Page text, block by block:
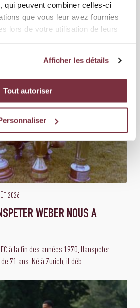
qui peuvent combiner celles-ci
que vous leur avez fournies
lors de votre utilisation de leurs
Afficher les détails
Tout autoriser
FC 2-1 (1-0)
dans le cadre de la deuxième journée
2026
WEBER NOUS A
à la fin des années 1970, Hanspeter
71 ans. Né à Zurich, il déb...